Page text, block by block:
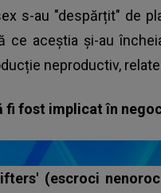
s-au "despărțit" de
ce aceștia și-au
neproductiv,
fi fost implicat în
(escroci